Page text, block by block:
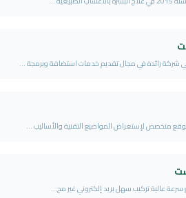
تقديم خدمات استضافة وبرمجة ...
المواضيع التقنية والأساليب ...
سهل بريد إلكتروني غير مح...